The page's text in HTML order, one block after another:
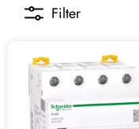
Filter